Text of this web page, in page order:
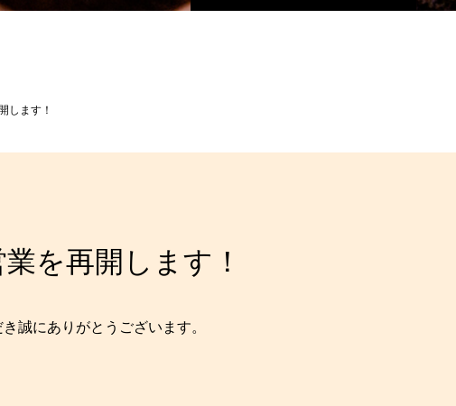
します！
を再開します！
誠にありがとうございます。